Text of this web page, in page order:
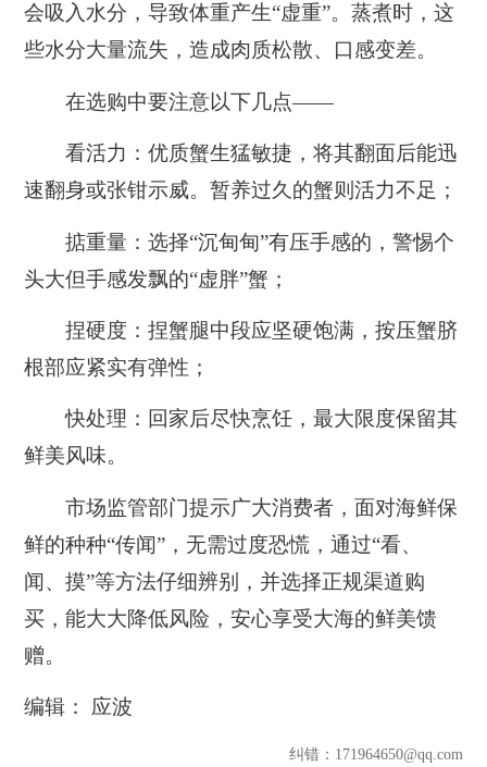
会吸入水分，导致体重产生“虚重”。蒸煮时，这
些水分大量流失，造成肉质松散、口感变差。
在选购中要注意以下几点——
看活力：优质蟹生猛敏捷，将其翻面后能迅
速翻身或张钳示威。暂养过久的蟹则活力不足；
掂重量：选择“沉甸甸”有压手感的，警惕个
头大但手感发飘的“虚胖”蟹；
捏硬度：捏蟹腿中段应坚硬饱满，按压蟹脐
根部应紧实有弹性；
快处理：回家后尽快烹饪，最大限度保留其
鲜美风味。
市场监管部门提示广大消费者，面对海鲜保
鲜的种种“传闻”，无需过度恐慌，通过“看、
闻、摸”等方法仔细辨别，并选择正规渠道购
买，能大大降低风险，安心享受大海的鲜美馈
赠。
编辑： 应波
纠错：171964650@qq.com